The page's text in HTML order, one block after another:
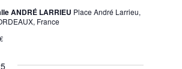
ANDRÉ LARRIEU Place André Larrieu,
France